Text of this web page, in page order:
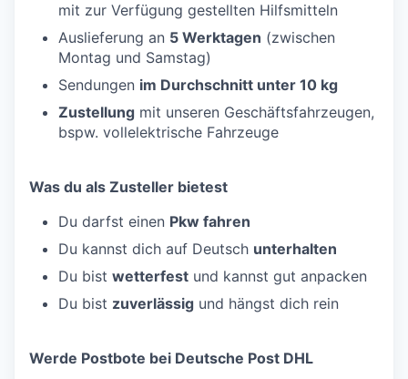
mit zur Verfügung gestellten Hilfsmitteln
Auslieferung an 5 Werktagen (zwischen
Montag und Samstag)
Sendungen im Durchschnitt unter 10 kg
Zustellung mit unseren Geschäftsfahrzeugen,
bspw. vollelektrische Fahrzeuge
Was du als Zusteller bietest
Du darfst einen Pkw fahren
Du kannst dich auf Deutsch unterhalten
Du bist wetterfest und kannst gut anpacken
Du bist zuverlässig und hängst dich rein
Werde Postbote bei Deutsche Post DHL